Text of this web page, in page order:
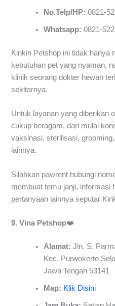
No.Telp/HP: 0821-
Whatsapp:0821-
Kinkin Petshop ini tidak hanya
kebutuhan pet yang nyaman,
klinik seorang dokter hewan
sekitarnya.
Untuk layanan yang diberikan
cukup beragam, dari mulai
vaksinasi, sterilisasi,
lainnya.
Silahkan pawrent hubungi
membuat temu janji, informasi
pertanyaan lainnya seputar
9. Vina Petshop❤️
Alamat: Jln. S.
Kec. Purwokerto
Jawa Tengah 53141
Map: Klik Disini